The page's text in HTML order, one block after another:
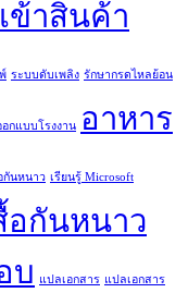
ข้าสินค้า
ระบบดับเพลิง รักษากรดไหลย้อน
อกแบบโรงงาน อาหาร
กันหนาว เรียนรู้ Microsoft
อกันหนาว
บ แปลเอกสาร แปลเอกสาร